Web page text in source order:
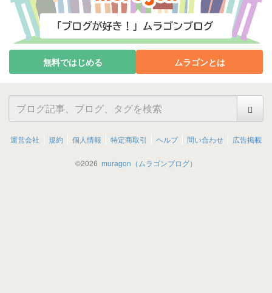
無料ではじめる ムラゴンとは
運営会社 規約 個人情報 特定商取引 ヘルプ 問い合わせ 広告掲載
©2026 muragon（ムラゴンブログ）